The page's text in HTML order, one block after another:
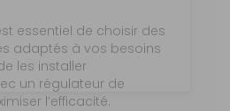
essentiel de choisir des
adaptés à vos besoins
les installer
un régulateur de
l’efficacité.